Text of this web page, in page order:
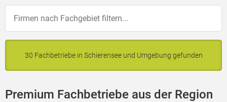
30 Fachbetriebe in Schierensee und Umgebung gefunden
Premium Fachbetriebe aus der Region